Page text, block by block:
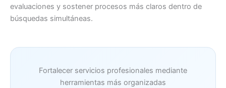
evaluaciones y sostener procesos más claros dentro de
búsquedas simultáneas.
Fortalecer servicios profesionales mediante
herramientas más organizadas